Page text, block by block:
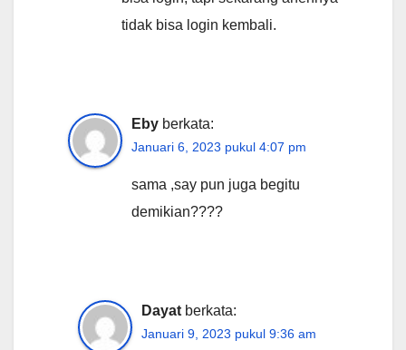
tidak bisa login kembali.
Eby berkata:
Januari 6, 2023 pukul 4:07 pm
sama ,say pun juga begitu
demikian????
Dayat berkata:
Januari 9, 2023 pukul 9:36 am